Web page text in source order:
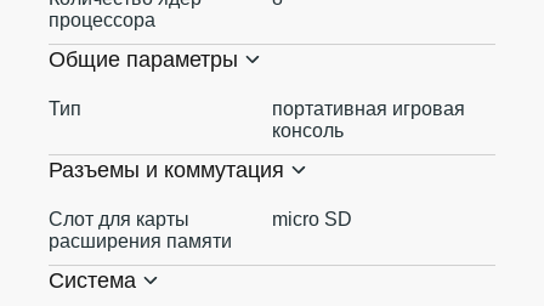
процессора
Общие параметры
Тип
портативная игровая
консоль
Разъемы и коммутация
Слот для карты
расширения памяти
micro SD
Система